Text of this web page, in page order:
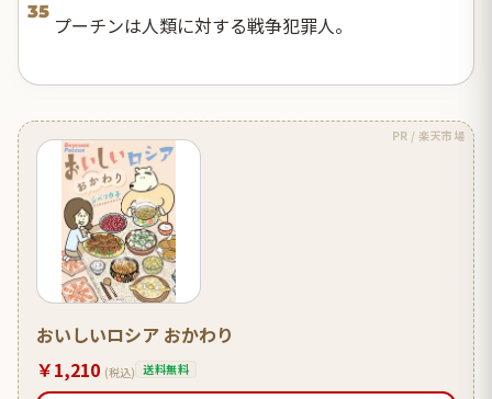
35
プーチンは人類に対する戦争犯罪人。
PR / 楽天市場
おいしいロシア おかわり
￥1,210 (税込) 送料無料